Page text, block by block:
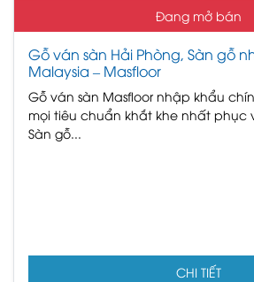
Đang mở bán
Gỗ ván sàn Hải Phòng, Sàn gỗ
Malaysia – Masfloor
Gỗ ván sàn Masfloor nhập khẩu
mọi tiêu chuẩn khắt khe nhất phục
Sàn gỗ...
CHI TIẾT